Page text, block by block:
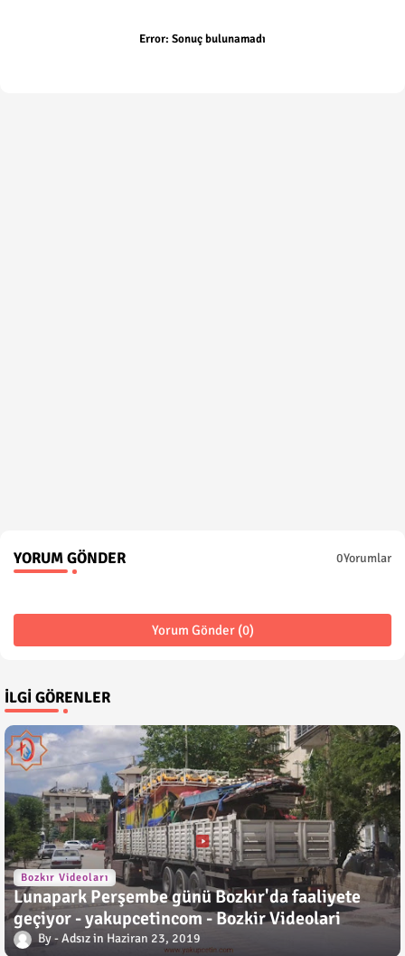
Error: Sonuç bulunamadı
YORUM GÖNDER 0Yorumlar
Yorum Gönder (0)
İLGI GÖRENLER
Bozkır Videoları
Lunapark Perşembe günü Bozkır'da faaliyete
geçiyor - yakupcetincom - Bozkir Videolari
Adsız Haziran 23, 2019